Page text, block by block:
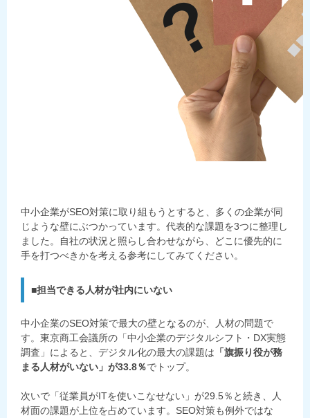
中小企業がSEO対策に取り組もうとすると、多くの企業が同
じような壁にぶつかっています。代表的な課題を3つに整理し
ました。自社の状況と照らし合わせながら、どこに優先的に
手を打つべきかを考える参考にしてみてください。
■担当できる人材が社内にいない
中小企業のSEO対策で最大の壁となるのが、人材の問題で
す。東京商工会議所の「中小企業のデジタルシフト・DX実態
調査」によると、デジタル化の最大の課題は 「旗振り役が務
まる人材がいない」が33.8％でトップ。
次いで「従業員がITを使いこなせない」が29.5％と続き、人
材面の課題が上位を占めています。SEO対策も例外ではな